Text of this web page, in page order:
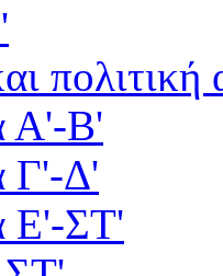
πολιτική
Α'-Β'
Γ'-Δ'
Ε'-ΣΤ'